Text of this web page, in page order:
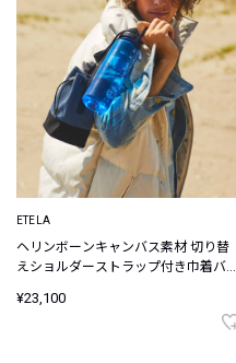
ETELA
ヘリンボーンキャンバス素材 切り替
えショルダーストラップ付き巾着バッ
¥23,100